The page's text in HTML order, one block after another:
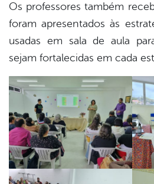
Os professores também
foram apresentados às
usadas em sala de aula
sejam fortalecidas em cada